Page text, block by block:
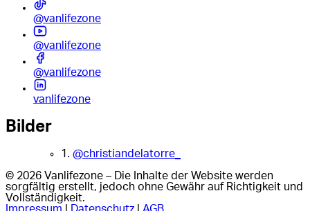
@vanlifezone
@vanlifezone
@vanlifezone
vanlifezone
Bilder
1. @christiandelatorre_
© 2026 Vanlifezone – Die Inhalte der Website werden
sorgfältig erstellt, jedoch ohne Gewähr auf Richtigkeit und
Vollständigkeit.